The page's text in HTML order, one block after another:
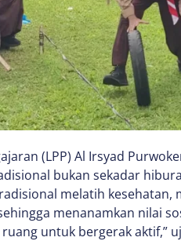
(LPP) Al Irsyad
bukan sekadar
melatih kesehatan,
menanamkan nilai
untuk bergerak aktif,”